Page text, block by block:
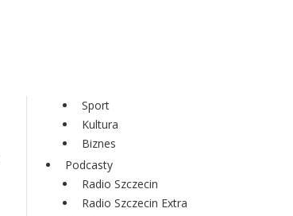
Sport
Kultura
Biznes
Podcasty
Radio Szczecin
Radio Szczecin Extra